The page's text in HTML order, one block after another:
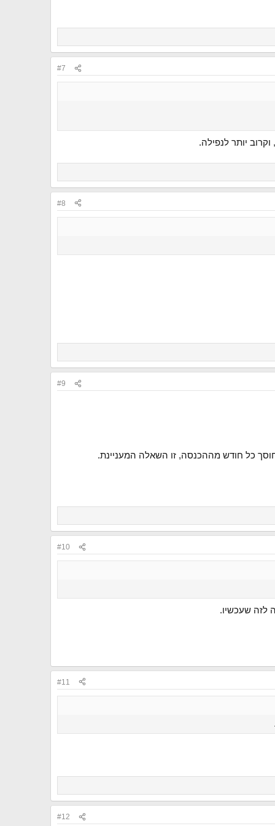
#7
יותר לנפילה.
#8
#9
כל חודש מההכנסה, זו השאלה המעניינת.
#10
לזה שעכשיו.
#11
#12